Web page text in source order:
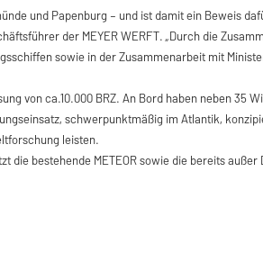
und Papenburg – und ist damit ein Beweis
der MEYER WERFT. „Durch die
sowie in der Zusammenarbeit mit
von ca.10.000 BRZ. An Bord haben neben
schwerpunktmäßig im Atlantik,
leisten.
bestehende METEOR sowie die bereits außer